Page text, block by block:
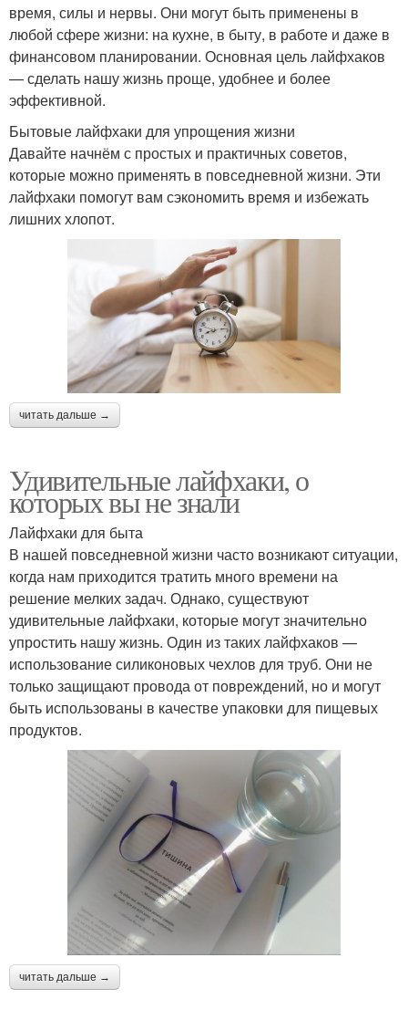
время, силы и нервы. Они могут быть применены в
любой сфере жизни: на кухне, в быту, в работе и даже в
финансовом планировании. Основная цель лайфхаков
— сделать нашу жизнь проще, удобнее и более
эффективной.
Бытовые лайфхаки для упрощения жизни
Давайте начнём с простых и практичных советов,
которые можно применять в повседневной жизни. Эти
лайфхаки помогут вам сэкономить время и избежать
лишних хлопот.
читать дальше →
Удивительные лайфхаки, о
которых вы не знали
Лайфхаки для быта
В нашей повседневной жизни часто возникают ситуации,
когда нам приходится тратить много времени на
решение мелких задач. Однако, существуют
удивительные лайфхаки, которые могут значительно
упростить нашу жизнь. Один из таких лайфхаков —
использование силиконовых чехлов для труб. Они не
только защищают провода от повреждений, но и могут
быть использованы в качестве упаковки для пищевых
продуктов.
читать дальше →